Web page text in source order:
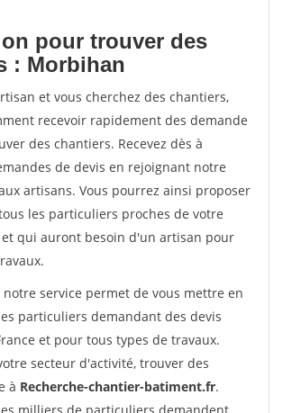
pour trouver des
: Morbihan
et vous cherchez des chantiers,
recevoir rapidement des demande
des chantiers. Recevez dès à
de devis en rejoignant notre
artisans. Vous pourrez ainsi proposer
les particuliers proches de votre
qui auront besoin d'un artisan pour
service permet de vous mettre en
particuliers demandant des devis
et pour tous types de travaux.
secteur d'activité, trouver des
à Recherche-chantier-batiment.fr.